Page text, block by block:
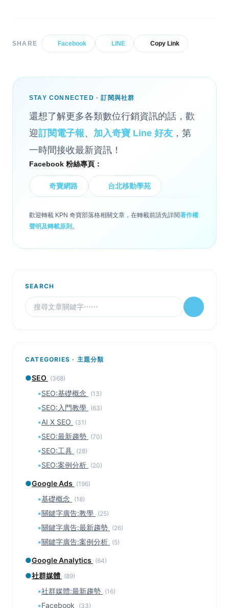
SHARE Facebook LINE Copy Link
STAY CONNECTED · 訂閱與社群
還想了解更多各類數位行銷資訊的話，歡
迎訂閱電子報、 加入奇寶 Line 好友 ，第
一時間接收最新資訊！
Facebook 粉絲專頁：
奇寶網路 台北移動學苑
歡迎轉載 KPN 奇寶部落格相關文章，在轉載前請先詳閱著作權
聲明及轉載原則 。
SEARCH
CATEGORIES · 主題分類
●SEO (368)
▪SEO:基礎概念 (13)
▪SEO:入門教學 (63)
▪AI X SEO (31)
▪SEO:最新趨勢 (70)
▪SEO:工具 (28)
▪SEO:案例分析 (20)
●Google Ads (196)
▪基礎概念 (18)
▪關鍵字廣告:教學 (25)
▪關鍵字廣告:最新趨勢 (26)
▪關鍵字廣告:案例分析 (5)
●Google Analytics (64)
●社群媒體 (89)
▪社群媒體:最新趨勢 (16)
▪Facebook (33)